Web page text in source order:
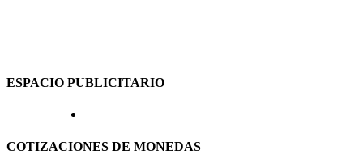
ESPACIO PUBLICITARIO
COTIZACIONES DE MONEDAS